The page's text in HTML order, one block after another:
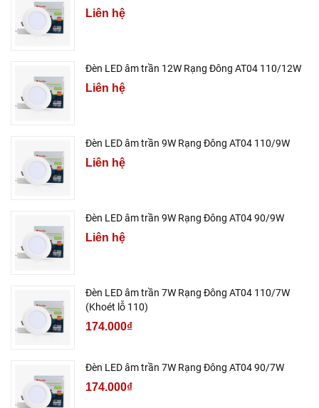
Liên hệ
Đèn LED âm trần 12W Rạng Đông AT04 110/12W
Liên hệ
Đèn LED âm trần 9W Rạng Đông AT04 110/9W
Liên hệ
Đèn LED âm trần 9W Rạng Đông AT04 90/9W
Liên hệ
Đèn LED âm trần 7W Rạng Đông AT04 110/7W
(Khoét lỗ 110)
174.000₫
Đèn LED âm trần 7W Rạng Đông AT04 90/7W
174.000₫